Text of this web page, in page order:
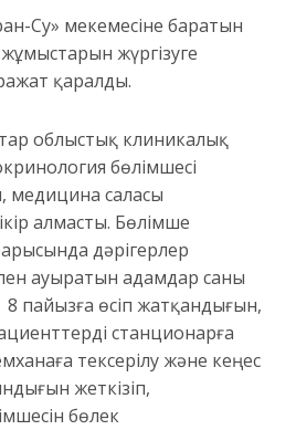
-Су» мекемесіне баратын
жұмыстарын жүргізуге
қаралды.
облыстық клиникалық
бөлімшесі
медицина саласы
алмасты. Бөлімше
дәрігерлер
ауыратын адамдар саны
8 пайызға өсіп жатқандығын,
станционарға
тексерілу және кеңес
жеткізіп,
бөлек